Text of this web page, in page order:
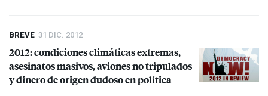
BREVE 31 DIC. 2012
2012: condiciones climáticas extremas,
asesinatos masivos, aviones no tripulados
y dinero de origen dudoso en política